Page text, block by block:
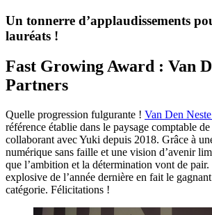
Un tonnerre d’applaudissements
lauréats !
Fast Growing Award : Van
Partners
Quelle progression fulgurante ! Van Den
référence établie dans le paysage comptable
collaborant avec Yuki depuis 2018. Grâce à
numérique sans faille et une vision d’avenir
que l’ambition et la détermination vont de
explosive de l’année dernière en fait le
catégorie. Félicitations !